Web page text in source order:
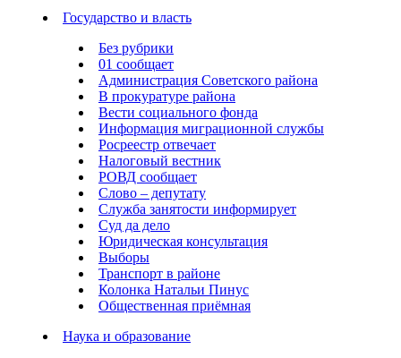
Государство и власть
Без рубрики
01 сообщает
Администрация Советского района
В прокуратуре района
Вести социального фонда
Информация миграционной службы
Росреестр отвечает
Налоговый вестник
РОВД сообщает
Слово – депутату
Служба занятости информирует
Суд да дело
Юридическая консультация
Выборы
Транспорт в районе
Колонка Натальи Пинус
Общественная приёмная
Наука и образование